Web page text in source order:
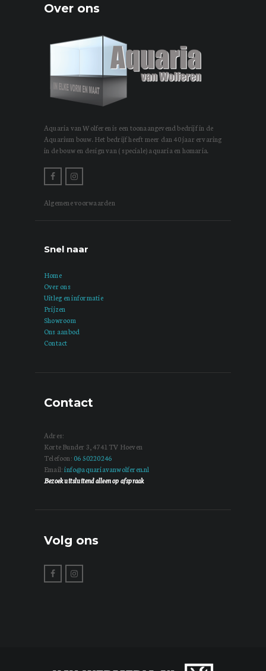
Over ons
Aquaria van Wolferen is een toonaangevend bedrijf in de
Aquarium bouw. Het bedrijf heeft meer dan 40 jaar ervaring
in de bouw en design van ( speciale) aquaria en homaria.
Algemene voorwaarden
Snel naar
Home
Over ons
Uitleg en informatie
Prijzen
Showroom
Ons aanbod
Contact
Contact
Adres:
Korte Bunder 3, 4741 TV Hoeven
Telefoon: 06 50220246
Email:info@aquariavanwolferen.nl
Bezoek uitsluitend alleen op afspraak
Volg ons